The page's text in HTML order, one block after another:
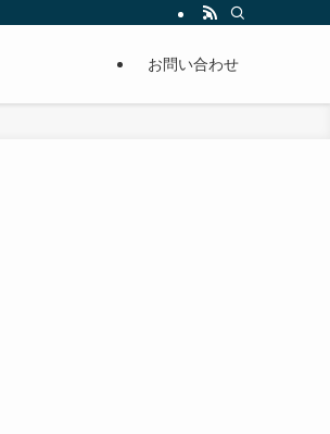
に分かりやすくまとめています。
お問い合わせ